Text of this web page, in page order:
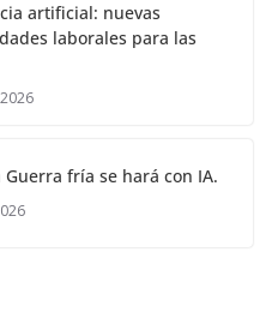
artificial: nuevas
laborales para las
Guerra fría se hará con IA.